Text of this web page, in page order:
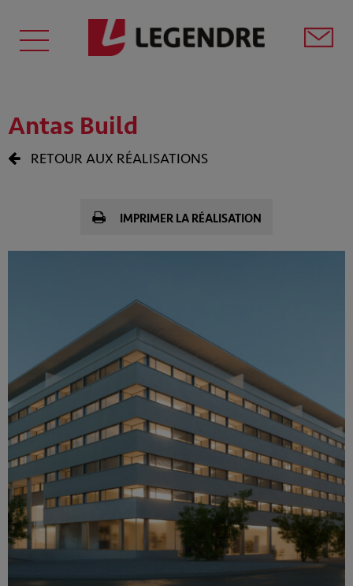
Antas Build
RETOUR AUX RÉALISATIONS
IMPRIMER LA RÉALISATION